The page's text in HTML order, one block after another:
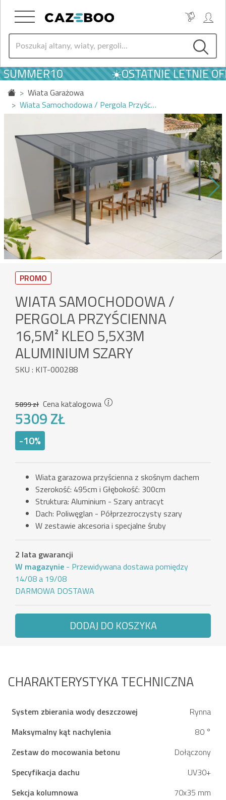
☀️OSTATNIE LETNIE
Wiata Garażowa
Wiata Samochodowa / Pergola Przyśc…
PROMO
WIATA SAMOCHODOWA /
PERGOLA PRZYŚCIENNA
16,5M² KLEO 5,5X3M
ALUMINIUM SZARY
SKU : KIT-000288
5899 zł Cena katalogowa
5309 ZŁ
-10%
Wiata garazowa przyścienna z skośnym dachem
Szerokość: 495cm i Głębokość: 300cm
Struktura: Aluminium - Szary antracyt
Dach: Poliwęglan - Półprzezroczysty szary
W zestawie akcesoria i specjalne śruby
2 lata gwarancji
W magazynie - Przewidywana dostawa pomiędzy
14/08 a 19/08
DARMOWA DOSTAWA
DODAJ DO KOSZYKA
CHARAKTERYSTYKA TECHNICZNA
System zbierania wody deszczowej
Rynna
Maksymalny kąt nachylenia
80 °
Zestaw do mocowania betonu
Dołączony
Specyfikacja dachu
UV30+
Sekcja kolumnowa
70x35 mm